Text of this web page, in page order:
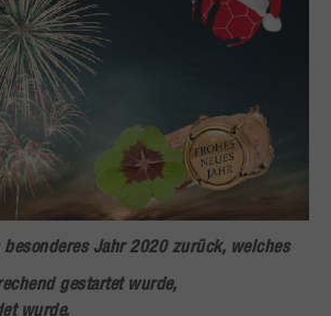
Jahr 2020 zurück, welches
gestartet wurde,